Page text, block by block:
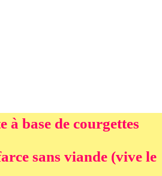
à base de courgettes
sans viande (vive le